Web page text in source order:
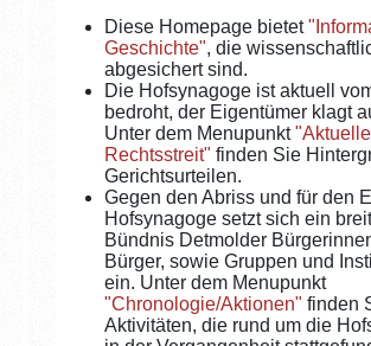
Diese Homepage bietet
Geschichte", die
abgesichert sind.
Die Hofsynagoge ist aktuell
bedroht, der Eigentümer klagt
Unter dem Menupunkt
Rechtsstreit" finden Sie
Gerichtsurteilen.
Gegen den Abriss und für den
Hofsynagoge setzt sich ein
Bündnis Detmolder
Bürger, sowie Gruppen und
ein. Unter dem Menupunkt
"Chronologie/Aktionen" finden
Aktivitäten, die rund um die